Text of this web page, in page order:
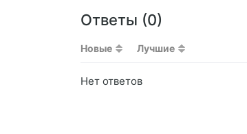
Ответы (0)
Новые Лучшие
Нет ответов